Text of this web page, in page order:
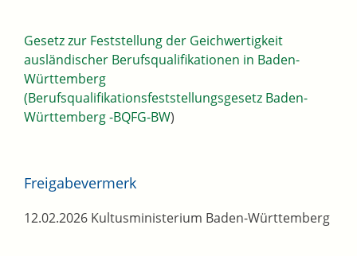
Gesetz zur Feststellung der Geichwertigkeit
ausländischer Berufsqualifikationen in Baden-
Württemberg
(Berufsqualifikationsfeststellungsgesetz Baden-
Württemberg -BQFG-BW)
Freigabevermerk
12.02.2026 Kultusministerium Baden-Württemberg